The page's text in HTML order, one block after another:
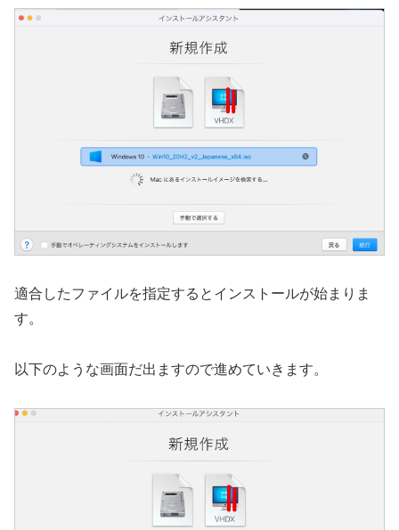
適合したファイルを指定するとインストールが始まりま
す。
以下のような画面だ出ますので進めていきます。